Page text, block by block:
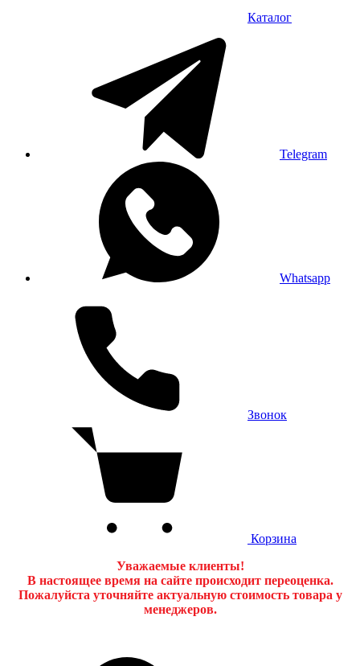
Каталог
Telegram
Whatsapp
Звонок
Корзина
Уважаемые клиенты!
В настоящее время на сайте происходит переоценка.
Пожалуйста уточняйте актуальную стоимость товара у
менеджеров.